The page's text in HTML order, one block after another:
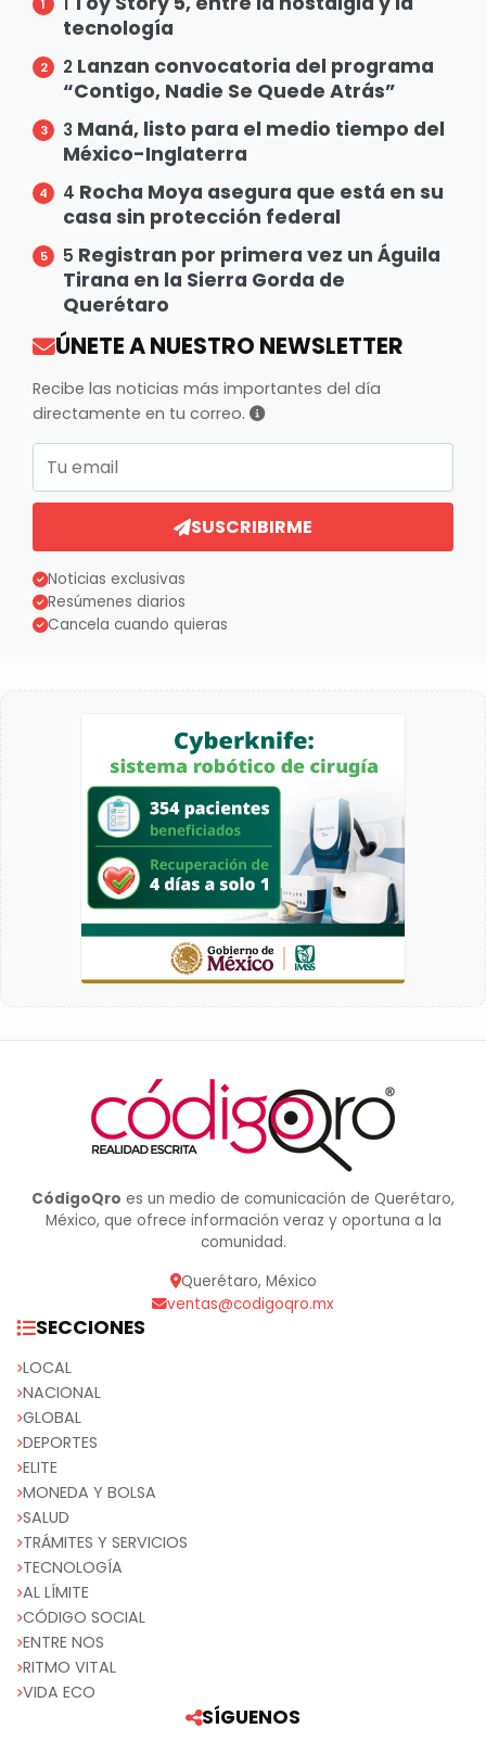
tecnología
2 Lanzan convocatoria del programa
“Contigo, Nadie Se Quede Atrás”
3 Maná, listo para el medio tiempo del
México-Inglaterra
4 Rocha Moya asegura que está en su
casa sin protección federal
5 Registran por primera vez un Águila
Tirana en la Sierra Gorda de
Querétaro
ÚNETE A NUESTRO NEWSLETTER
Recibe las noticias más importantes del día
directamente en tu correo.
Correo electrónico
SUSCRIBIRME
Noticias exclusivas
Resúmenes diarios
Cancela cuando quieras
CódigoQro es un medio de comunicación de Querétaro,
México, que ofrece información veraz y oportuna a la
comunidad.
Querétaro, México
ventas@codigoqro.mx
SECCIONES
LOCAL
NACIONAL
GLOBAL
DEPORTES
ELITE
MONEDA Y BOLSA
SALUD
TRÁMITES Y SERVICIOS
TECNOLOGÍA
AL LÍMITE
CÓDIGO SOCIAL
ENTRE NOS
RITMO VITAL
VIDA ECO
SÍGUENOS